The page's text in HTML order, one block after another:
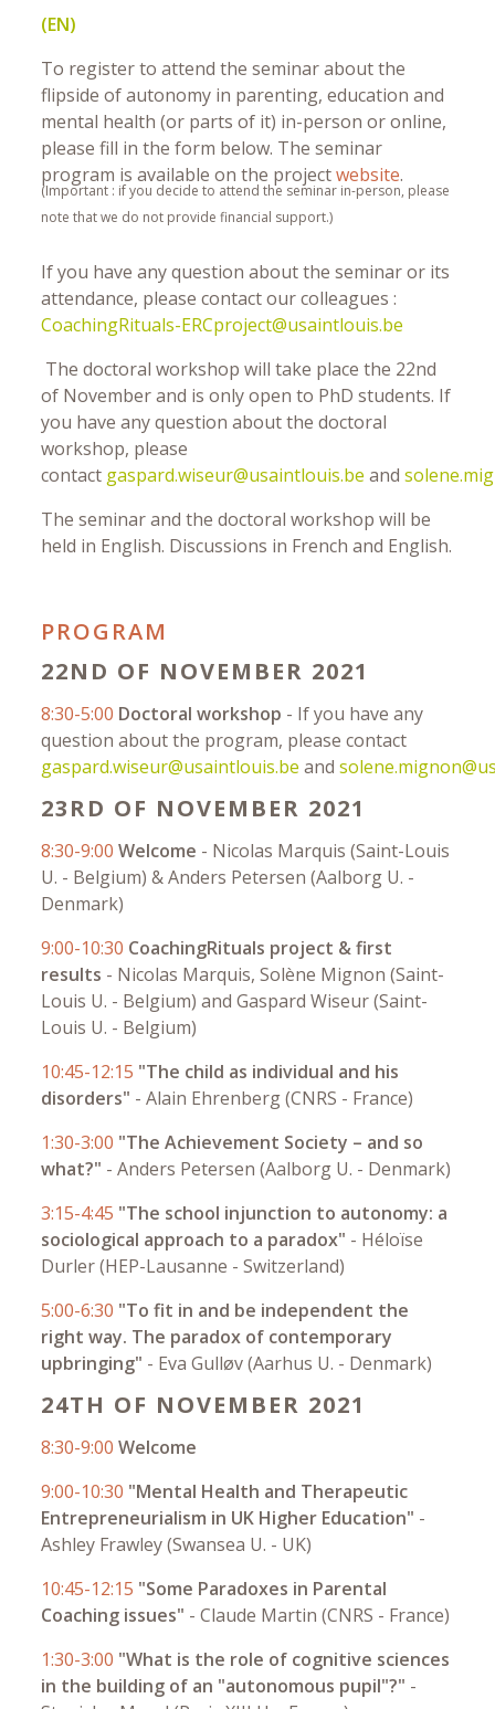
(EN)
To register to attend the seminar about the
flipside of autonomy in parenting, education and
mental health (or parts of it) in-person or online,
please fill in the form below. The seminar
program is available on the projectwebsite.
(Important : if you decide to attend the seminar in-person, please
note that we do not provide financial support.)
If you have any question about the seminar or its
attendance, please contact our colleagues :
CoachingRituals-ERCproject@usaintlouis.be
The doctoral workshop will take place the 22nd
of November and is only open to PhD students. If
you have any question about the doctoral
workshop, please
contact gaspard.wiseur@usaintlouis.be and
The seminar and the doctoral workshop will be
held in English. Discussions in French and English.
PROGRAM
22ND OF NOVEMBER 2021
8:30-5:00 Doctoral workshop - If you have any
question about the program, please contact
gaspard.wiseur@usaintlouis.be and
23RD OF NOVEMBER 2021
8:30-9:00 Welcome - Nicolas Marquis (Saint-Louis
U. - Belgium) & Anders Petersen (Aalborg U. -
Denmark)
9:00-10:30 CoachingRituals project & first
results - Nicolas Marquis, Solène Mignon (Saint-
Louis U. - Belgium) and Gaspard Wiseur (Saint-
Louis U. - Belgium)
10:45-12:15 "The child as individual and his
disorders" -Alain Ehrenberg (CNRS - France)
1:30-3:00 "The Achievement Society – and so
what?" -Anders Petersen (Aalborg U. - Denmark)
3:15-4:45 "The school injunction to autonomy: a
sociological approach to a paradox" - Héloïse
Durler (HEP-Lausanne - Switzerland)
5:00-6:30 "To fit in and be independent the
right way. The paradox of contemporary
upbringing" - Eva Gulløv (Aarhus U. - Denmark)
24TH OF NOVEMBER 2021
8:30-9:00 Welcome
9:00-10:30 "Mental Health and Therapeutic
Entrepreneurialism in UK Higher Education" -
Ashley Frawley (Swansea U. - UK)
10:45-12:15 "Some Paradoxes in Parental
Coaching issues" -Claude Martin (CNRS - France)
1:30-3:00 "What is the role of cognitive sciences
in the building of an "autonomous pupil"?" -